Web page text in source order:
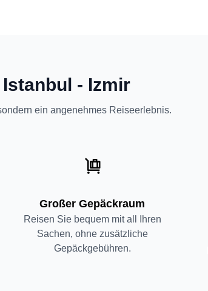
- Izmir
ein angenehmes Reiseerlebnis.
Großer Gepäckraum
Reisen Sie bequem mit all Ihren
Sachen, ohne zusätzliche
Gepäckgebühren.